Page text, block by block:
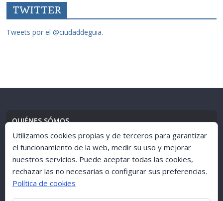
TWITTER
Tweets por el @ciudaddeguia.
QUIÉNES SÓMOS
AVISO LEGAL// POLÍTICA DE PRIVACIDAD
Utilizamos cookies propias y de terceros para garantizar
el funcionamiento de la web, medir su uso y mejorar
nuestros servicios. Puede aceptar todas las cookies,
rechazar las no necesarias o configurar sus preferencias.
Política de cookies